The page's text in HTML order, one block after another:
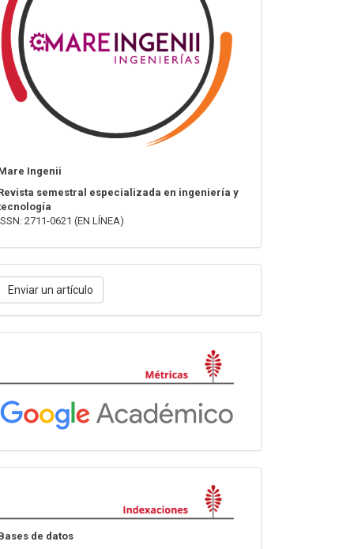
Ingenii
semestral especializada en ingeniería y
2711-0621 (EN LÍNEA)
Enviar un artículo
de datos